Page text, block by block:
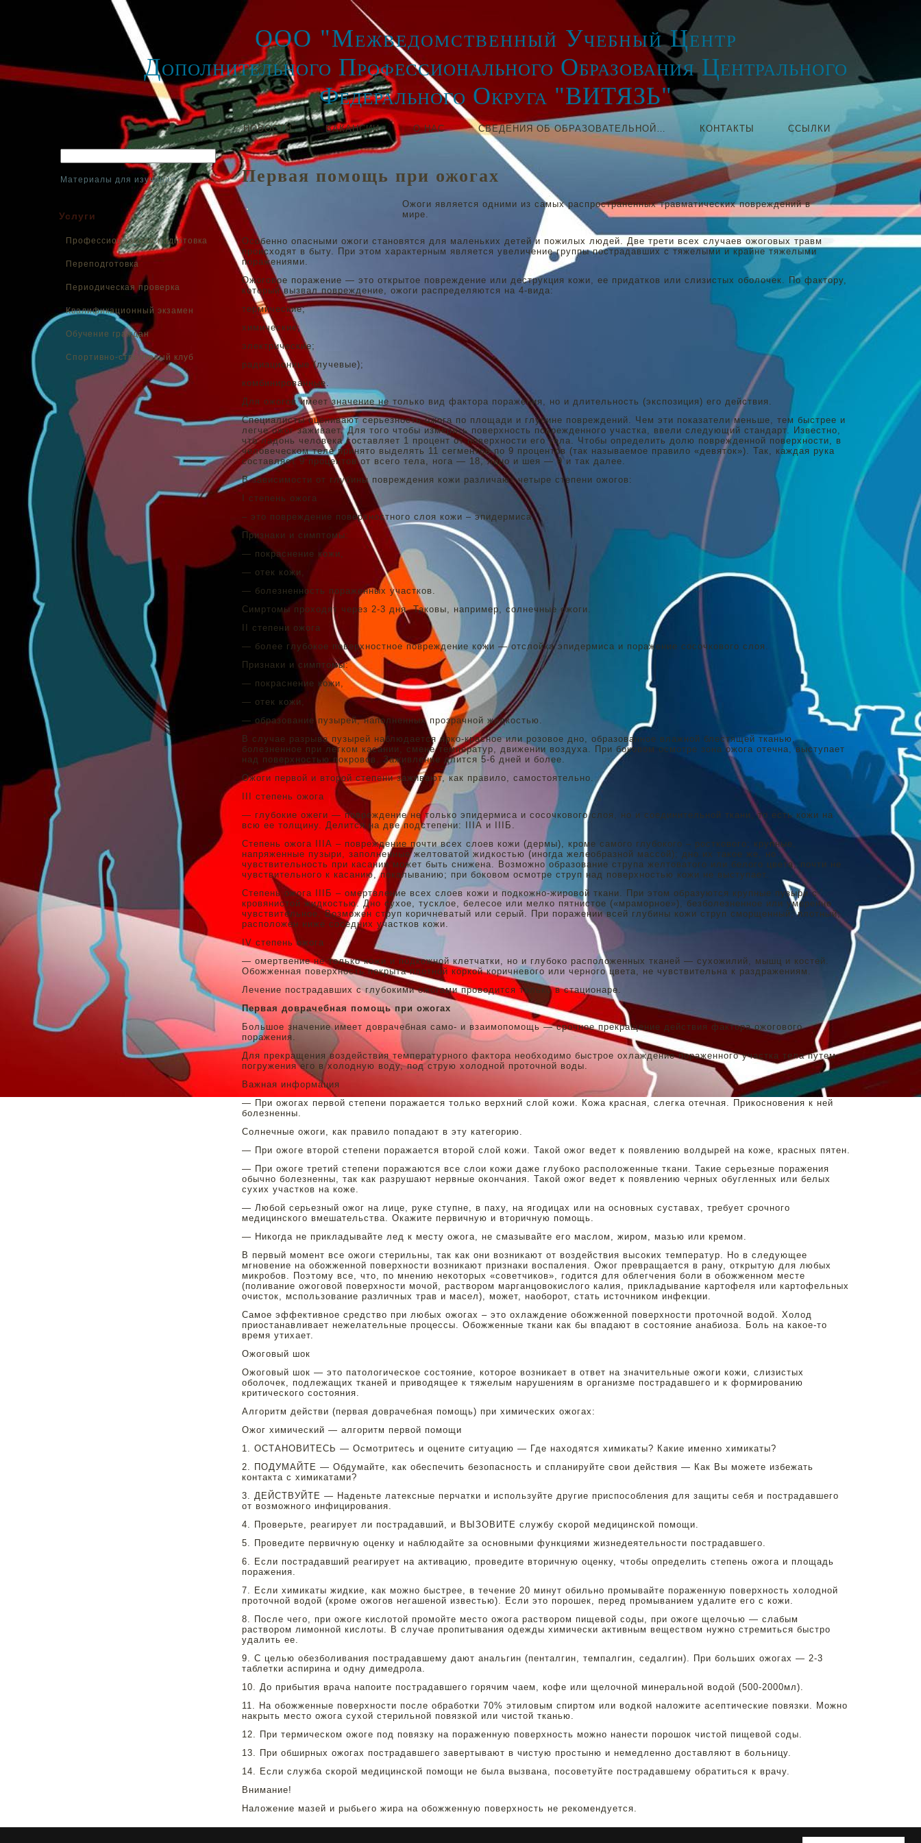
ООО "Межведомственный Учебный Центр
Дополнительного Профессионального Образования Центрального
Федерального Округа "ВИТЯЗЬ"
НОВОСТИ ВАКАНСИИ О НАС СВЕДЕНИЯ ОБ ОБРАЗОВАТЕЛЬНОЙ… КОНТАКТЫ ССЫЛКИ
Материалы для изучения
Услуги
Профессиональная подготовка
Переподготовка
Периодическая проверка
Квалификационный экзамен
Обучение граждан
Спортивно-стрелковый клуб
Первая помощь при ожогах
Ожоги является одними из самых распространенных травматических повреждений в
мире.
Особенно опасными ожоги становятся для маленьких детей и пожилых людей. Две трети всех случаев ожоговых травм
происходят в быту. При этом характерным является увеличение группы пострадавших с тяжелыми и крайне тяжелыми
поражениями.
Ожоговое поражение — это открытое повреждение или деструкция кожи, ее придатков или слизистых оболочек. По фактору,
который вызвал повреждение, ожоги распределяются на 4-вида:
термические;
химические;
электрические;
радиационные (лучевые);
комбинированные.
Для ожогов имеет значение не только вид фактора поражения, но и длительность (экспозиция) его действия.
Специалисты оценивают серьезность ожога по площади и глубине повреждений. Чем эти показатели меньше, тем быстрее и
легче ожог заживает. Для того чтобы измерить поверхность поврежденного участка, ввели следующий стандарт. Известно,
что ладонь человека составляет 1 процент от поверхности его тела. Чтобы определить долю поврежденной поверхности, в
человеческом теле принято выделять 11 сегментов по 9 процентов (так называемое правило «девяток»). Так, каждая рука
составляет 9 процентов от всего тела, нога — 18, лицо и шея — 9 и так далее.
В зависимости от глубины повреждения кожи различают четыре степени ожогов:
I степень ожога
– это повреждение поверхностного слоя кожи – эпидермиса.
Признаки и симптомы:
— покраснение кожи,
— отек кожи,
— болезненность пораженных участков.
Симртомы проходят через 2-3 дня. Таковы, например, солнечные ожоги.
II степени ожога
— более глубокое поверхностное повреждение кожи — отслойка эпидермиса и поражение сосочкового слоя.
Признаки и симптомы:
— покраснение кожи,
— отек кожи,
— образование пузырей, наполненных прозрачной жидкостью.
В случае разрыва пузырей наблюдается ярко-красное или розовое дно, образованное влажной блестящей тканью,
болезненное при легком касании, смене температур, движении воздуха. При боковом осмотре зона ожога отечна, выступает
над поверхностью покровов. Заживление длится 5-6 дней и более.
Ожоги первой и второй степени заживают, как правило, самостоятельно.
III степень ожога
— глубокие ожеги — повреждение не только эпидермиса и сосочкового слоя, но и соединительной ткани, то есть кожи на
всю ее толщину. Делится на две подстепени: IIIА и IIIБ.
Степень ожога IIIА – повреждение почти всех слоев кожи (дермы), кроме самого глубокого – росткового; крупные,
напряженные пузыри, заполненные желтоватой жидкостью (иногда желеобразной массой); дно их такое же, но
чувствительность при касании может быть снижена. Возможно образование струпа желтоватого или белого цвета, почти не
чувствительного к касанию, покалыванию; при боковом осмотре струп над поверхностью кожи не выступает.
Степень ожога IIIБ – омертвление всех слоев кожи и подкожно-жировой ткани. При этом образуются крупные пузыри с
кровянистой жидкостью. Дно сухое, тусклое, белесое или мелко пятнистое («мраморное»), безболезненное или умеренно
чувствительное. Возможен струп коричневатый или серый. При поражении всей глубины кожи струп сморщенный, плотный;
расположен ниже соседних участков кожи.
IV степень ожога
— омертвение не только кожи и подкожной клетчатки, но и глубоко расположенных тканей — сухожилий, мышц и костей.
Обожженная поверхность покрыта плотной коркой коричневого или черного цвета, не чувствительна к раздражениям.
Лечение пострадавших с глубокими ожогами проводится только в стационаре.
Первая доврачебная помощь при ожогах
Большое значение имеет доврачебная само- и взаимопомощь — срочное прекращение действия фактора ожогового
поражения.
Для прекращения воздействия температурного фактора необходимо быcтрое охлаждение пораженного участка тела путем
погружения его в холодную воду, под струю холодной проточной воды.
Важная информация
— При ожогах первой степени поражается только верхний слой кожи. Кожа красная, слегка отечная. Прикосновения к ней
болезненны.
Солнечные ожоги, как правило попадают в эту категорию.
— При ожоге второй степени поражается второй слой кожи. Такой ожог ведет к появлению волдырей на коже, красных пятен.
— При ожоге третий степени поражаются все слои кожи даже глубоко расположенные ткани. Такие серьезные поражения
обычно болезненны, так как разрушают нервные окончания. Такой ожог ведет к появлению черных обугленных или белых
сухих участков на коже.
— Любой серьезный ожог на лице, руке ступне, в паху, на ягодицах или на основных суставах, требует срочного
медицинского вмешательства. Окажите первичную и вторичную помощь.
— Никогда не прикладывайте лед к месту ожога, не смазывайте его маслом, жиром, мазью или кремом.
В первый момент все ожоги стерильны, так как они возникают от воздействия высоких температур. Но в следующее
мгновение на обожженной поверхности возникают признаки воспаления. Ожог превращается в рану, открытую для любых
микробов. Поэтому все, что, по мнению некоторых «советчиков», годится для облегчения боли в обожженном месте
(поливание ожоговой поверхности мочой, раствором марганцовокислого калия, прикладывание картофеля или картофельных
очисток, мспользование различных трав и масел), может, наоборот, стать источником инфекции.
Самое эффективное средство при любых ожогах – это охлаждение обожженной поверхности проточной водой. Холод
приостанавливает нежелательные процессы. Обожженные ткани как бы впадают в состояние анабиоза. Боль на какое-то
время утихает.
Ожоговый шок
Ожоговый шок — это патологическое состояние, которое возникает в ответ на значительные ожоги кожи, слизистых
оболочек, подлежащих тканей и приводящее к тяжелым нарушениям в организме пострадавшего и к формированию
критического состояния.
Алгоритм действи (первая доврачебная помощь) при химических ожогах:
Ожог химический — алгоритм первой помощи
1. ОСТАНОВИТЕСЬ — Осмотритесь и оцените ситуацию — Где находятся химикаты? Какие именно химикаты?
2. ПОДУМАЙТЕ — Обдумайте, как обеспечить безопасность и спланируйте свои действия — Как Вы можете избежать
контакта с химикатами?
3. ДЕЙСТВУЙТЕ — Наденьте латексные перчатки и используйте другие приспособления для защиты себя и пострадавшего
от возможного инфицирования.
4. Проверьте, реагирует ли пострадавший, и ВЫЗОВИТЕ службу скорой медицинской помощи.
5. Проведите первичную оценку и наблюдайте за основными функциями жизнедеятельности пострадавшего.
6. Если пострадавший реагирует на активацию, проведите вторичную оценку, чтобы определить степень ожога и площадь
поражения.
7. Если химикаты жидкие, как можно быстрее, в течение 20 минут обильно промывайте пораженную поверхность холодной
проточной водой (кроме ожогов негашеной известью). Если это порошек, перед промыванием удалите его с кожи.
8. После чего, при ожоге кислотой промойте место ожога раствором пищевой соды, при ожоге щелочью — слабым
раствором лимонной кислоты. В случае пропитывания одежды химически активным веществом нужно стремиться быстро
удалить ее.
9. С целью обезболивания пострадавшему дают анальгин (пенталгин, темпалгин, седалгин). При больших ожогах — 2-3
таблетки аспирина и одну димедрола.
10. До прибытия врача напоите пострадавшего горячим чаем, кофе или щелочной минеральной водой (500-2000мл).
11. На обожженные поверхности после обработки 70% этиловым спиртом или водкой наложите асептические повязки. Можно
накрыть место ожога сухой стерильной повязкой или чистой тканью.
12. При термическом ожоге под повязку на пораженную поверхность можно нанести порошок чистой пищевой соды.
13. При обширных ожогах пострадавшего завертывают в чистую простыню и немедленно доставляют в больницу.
14. Если служба скорой медицинской помощи не была вызвана, посоветуйте пострадавшему обратиться к врачу.
Внимание!
Наложение мазей и рыбьего жира на обожженную поверхность не рекомендуется.